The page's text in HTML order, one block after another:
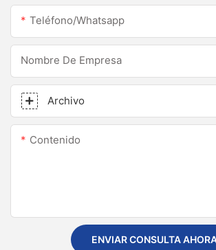
Teléfono/whatsapp
Nombre De Empresa
Archivo
Contenido
ENVIAR CONSULTA